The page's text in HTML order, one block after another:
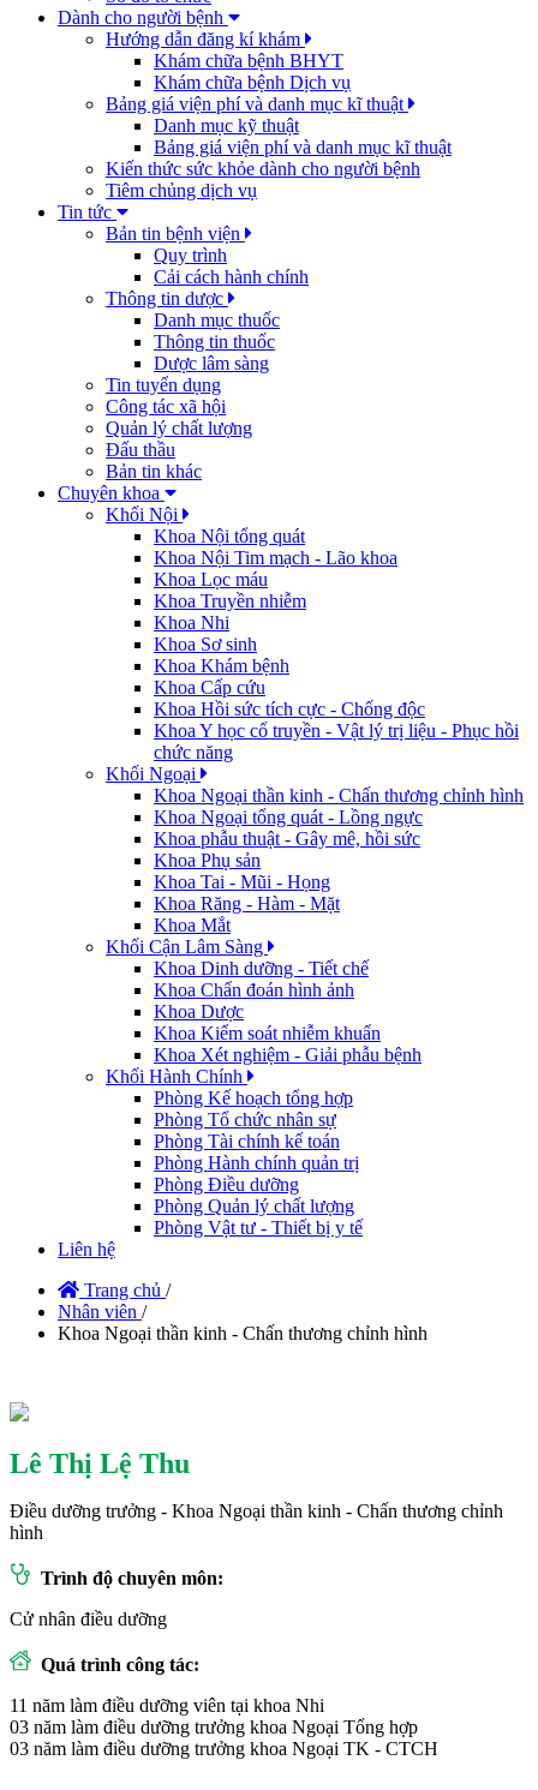
Dành cho người bệnh
Hướng dẫn đăng kí khám
Khám chữa bệnh BHYT
Khám chữa bệnh Dịch vụ
Bảng giá viện phí và danh mục kĩ thuật
Danh mục kỹ thuật
Bảng giá viện phí và danh mục kĩ thuật
Kiến thức sức khỏe dành cho người bệnh
Tiêm chủng dịch vụ
Tin tức
Bản tin bệnh viện
Quy trình
Cải cách hành chính
Thông tin dược
Danh mục thuốc
Thông tin thuốc
Dược lâm sàng
Tin tuyển dụng
Công tác xã hội
Quản lý chất lượng
Đấu thầu
Bản tin khác
Chuyên khoa
Khối Nội
Khoa Nội tổng quát
Khoa Nội Tim mạch - Lão khoa
Khoa Lọc máu
Khoa Truyền nhiễm
Khoa Nhi
Khoa Sơ sinh
Khoa Khám bệnh
Khoa Cấp cứu
Khoa Hồi sức tích cực - Chống độc
Khoa Y học cổ truyền - Vật lý trị liệu - Phục hồi
chức năng
Khối Ngoại
Khoa Ngoại thần kinh - Chấn thương chỉnh hình
Khoa Ngoại tổng quát - Lồng ngực
Khoa phẫu thuật - Gây mê, hồi sức
Khoa Phụ sản
Khoa Tai - Mũi - Họng
Khoa Răng - Hàm - Mặt
Khoa Mắt
Khối Cận Lâm Sàng
Khoa Dinh dưỡng - Tiết chế
Khoa Chẩn đoán hình ảnh
Khoa Dược
Khoa Kiểm soát nhiễm khuẩn
Khoa Xét nghiệm - Giải phẫu bệnh
Khối Hành Chính
Phòng Kế hoạch tổng hợp
Phòng Tổ chức nhân sự
Phòng Tài chính kế toán
Phòng Hành chính quản trị
Phòng Điều dưỡng
Phòng Quản lý chất lượng
Phòng Vật tư - Thiết bị y tế
Liên hệ
Trang chủ /
Nhân viên /
Khoa Ngoại thần kinh - Chấn thương chỉnh hình
Lê Thị Lệ Thu
Điều dưỡng trưởng - Khoa Ngoại thần kinh - Chấn thương chỉnh
hình
Trình độ chuyên môn:
Cử nhân điều dưỡng
Quá trình công tác:
11 năm làm điều dưỡng viên tại khoa Nhi
03 năm làm điều dưỡng trưởng khoa Ngoại Tổng hợp
03 năm làm điều dưỡng trưởng khoa Ngoại TK - CTCH